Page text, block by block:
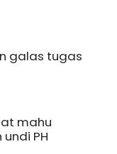
galas tugas
mahu
PH